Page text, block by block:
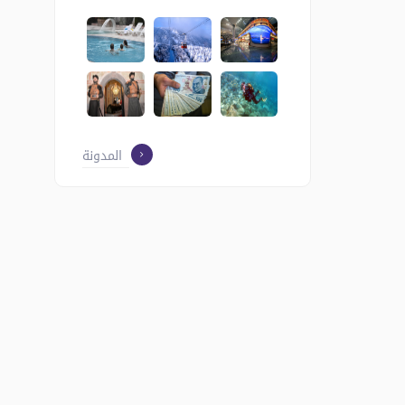
المدونة